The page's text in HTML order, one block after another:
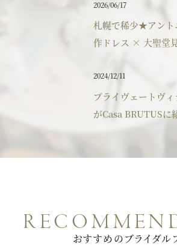
来店予約 オン
資料請求
プライバシーポリシー 運
た。
2026/06/17
札幌で稀少★アント
作ドレス × 大聖堂
2024/12/11
プライヴェートヴィ
がCasa BRUTUSに
おすすめのブライダル